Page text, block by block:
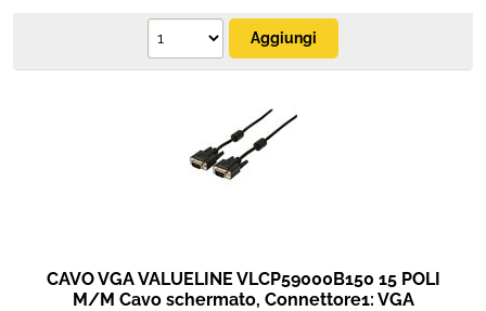
CAVO VGA VALUELINE VLCP59000B150 15 POLI
M/M Cavo schermato, Connettore1: VGA